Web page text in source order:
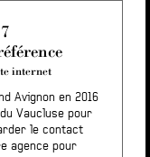
internet
Avignon en 2016
Vaucluse pour
le contact
agence pour